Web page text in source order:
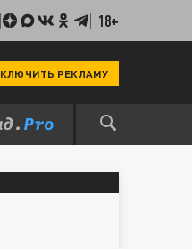
18+
РЕКЛАМУ